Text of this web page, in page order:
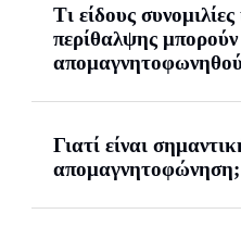
Τι είδους
περίθαλψης
Γιατί είναι
απομαγνητοφώνηση;